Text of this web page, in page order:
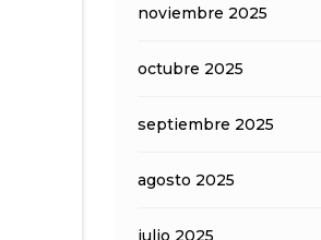
noviembre 2025
octubre 2025
septiembre 2025
agosto 2025
julio 2025